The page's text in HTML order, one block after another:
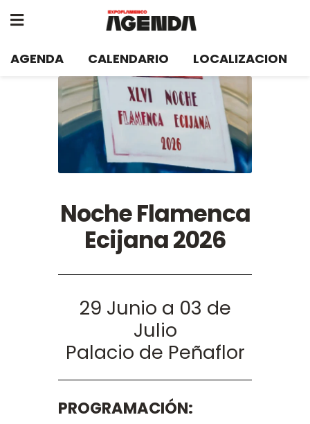
AGENDA CALENDARIO LOCALIZACION
Noche Flamenca
Ecijana 2026
29 Junio a 03 de
Julio
Palacio de Peñaflor
PROGRAMACIÓN: